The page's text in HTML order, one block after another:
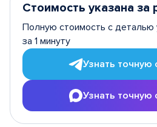
Стоимость указана за
Полную стоимость с деталью
за 1 минуту
Узнать точную
Узнать точную